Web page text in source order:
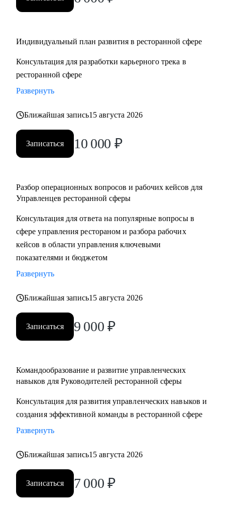
• Управляющим, Директорам и менеджерам ресторанов
Индивидуальный план развития в ресторанной сфере
Консультация для разработки карьерного трека в
ресторанной сфере
Развернуть
Ближайшая запись15 августа 2026
Записаться 10 000 ₽
Разбор операционных вопросов и рабочих кейсов для
Управленцев ресторанной сферы
Консультация для ответа на популярные вопросы в
сфере управления рестораном и разбора рабочих
кейсов в области управления ключевыми
показателями и бюджетом
Развернуть
Ближайшая запись15 августа 2026
Записаться 9 000 ₽
Командообразование и развитие управленческих
навыков для Руководителей ресторанной сферы
Консультация для развития управленческих навыков и
создания эффективной команды в ресторанной сфере
Развернуть
Ближайшая запись15 августа 2026
Записаться 7 000 ₽